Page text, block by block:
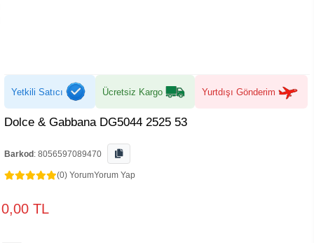
Yetkili Satıcı Ücretsiz Kargo Yurtdışı Gönderim
Dolce & Gabbana DG5044 2525 53
Barkod : 8056597089470
(0) YorumYorum Yap
0,00 TL